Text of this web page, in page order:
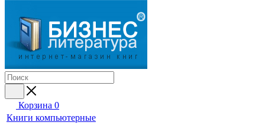
Корзина 0
Книги компьютерные